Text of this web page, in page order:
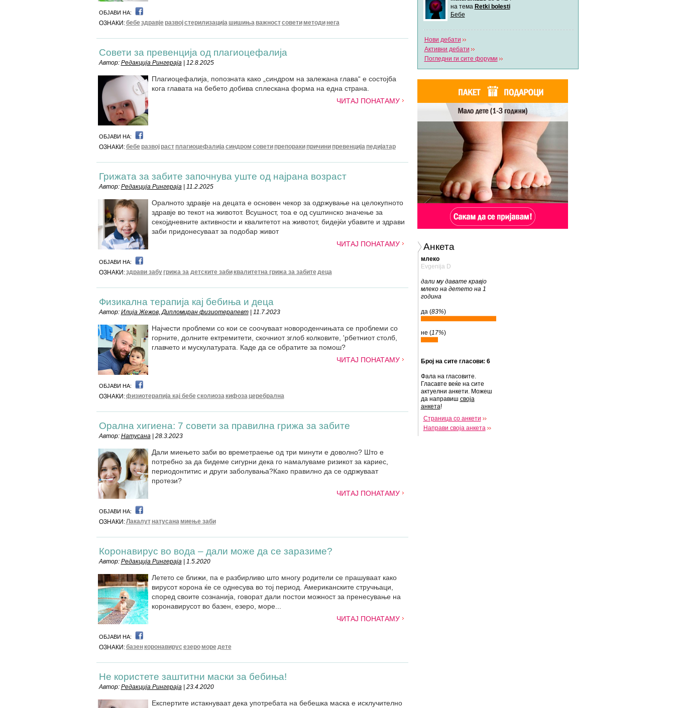
ОБЈАВИ НА:
ОЗНАКИ:бебездравје развојстерилизација шишиња важностсовети методи нега
Совети за превенција од плагиоцефалија
Автор: Редакција Рингераја| 12.8.2025
Плагиоцефалија, попозната како „синдром на залежана глава“ е состојба
кога главата на бебето добива сплескана форма на една страна.
ЧИТАЈ ПОНАТАМУ
ОБЈАВИ НА:
ОЗНАКИ:бебе развој раст плагиоцефалијасиндром совети препораки причини превенција педијатар
Грижата за забите започнува уште од најрана возраст
Автор: Редакција Рингераја| 11.2.2025
Оралното здравје на децата е основен чекор за одржување на целокупното
здравје во текот на животот. Всушност, тоа е од суштинско значење за
секојдневните активности и квалитетот на животот, бидејќи убавите и здрави
заби придонесуваат за подобар живот
ЧИТАЈ ПОНАТАМУ
ОБЈАВИ НА:
ОЗНАКИ:здрави забу грижа за детските заби квалитетна грижа за забитедеца
Физикална терапија кај бебиња и деца
Автор: Илија Жежов, Дипломиран физиотерапевт| 11.7.2023
Најчести проблеми со кои се соочуваат новороденчињата се проблеми со
горните, долните ектремитети, скочниот зглоб колковите, 'рбетниот столб,
главчето и мускулатурата. Каде да се обратите за помош?
ЧИТАЈ ПОНАТАМУ
ОБЈАВИ НА:
ОЗНАКИ:физиотерапија кај бебесколиоза кифоза церебрална
Орална хигиена: 7 совети за правилна грижа за забите
Автор: Натусана| 28.3.2023
Дали миењето заби во времетраење од три минути е доволно? Што е
потребно за да бидеме сигурни дека го намалуваме ризикот за кариес,
периодонтитис и други заболувања?Како правилно да се одржуваат
протези?
ЧИТАЈ ПОНАТАМУ
ОБЈАВИ НА:
ОЗНАКИ:Лакалут натусана миење заби
Коронавирус во вода – дали може да се заразиме?
Автор: Редакција Рингераја| 1.5.2020
Летето се ближи, па е разбирливо што многу родители се прашуваат како
вирусот корона ќе се однесува во тој период. Американските стручњаци,
според своите сознанија, говорат дали постои можност за пренесување на
коронавирусот во базен, езеро, море...
ЧИТАЈ ПОНАТАМУ
ОБЈАВИ НА:
ОЗНАКИ:базен коронавирус езеро моредете
Не користете заштитни маски за бебиња!
Автор: Редакција Рингераја| 23.4.2020
Експертите истакнуваат дека употребата на бебешка маска е исклучително
на тема Retki bolesti
Бебе
Нови дебати
Активни дебати
Погледни ги сите форуми
Анкета
млеко
Evgenija D
дали му давате кравјо
млеко на детето на 1
година
да (83%)
не (17%)
Број на сите гласови: 6
Фала на гласовите.
Гласавте веќе на сите
актуелни анкети. Можеш
да направиш своја
анкета!
Страница со анкети
Направи своја анкета